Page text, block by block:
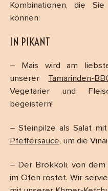
Kombinationen, die
können:
IN PIKANT
– Mais wird am
unserer Tamarinden-
Vegetarier und
begeistern!
– Steinpilze als Salat
Pfeffersauce, um die
– Der Brokkoli, von
im Ofen röstet. Wir